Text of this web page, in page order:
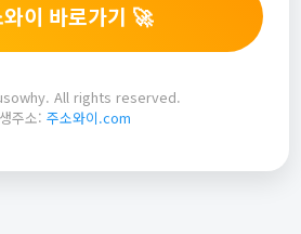
이 바로가기 🚀
All rights reserved.
주소: 주소와이.com